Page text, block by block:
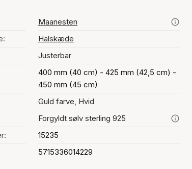
Maanesten
Halskæde
Justerbar
400 mm (40 cm) - 425 mm (42,5 cm) -
450 mm (45 cm)
Guld farve, Hvid
Forgyldt sølv sterling 925
15235
5715336014229